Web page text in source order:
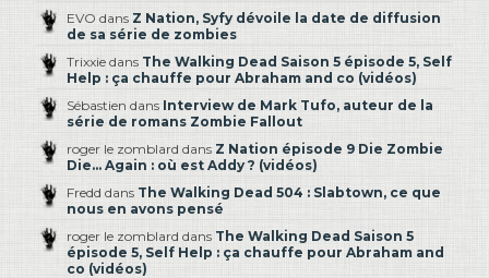
EVO dans Z Nation, Syfy dévoile la date de diffusion
de sa série de zombies
Trixxie dans The Walking Dead Saison 5 épisode 5, Self
Help : ça chauffe pour Abraham and co (vidéos)
Sébastien dans Interview de Mark Tufo, auteur de la
série de romans Zombie Fallout
roger le zomblard dans Z Nation épisode 9 Die Zombie
Die… Again : où est Addy ? (vidéos)
Fredd dans The Walking Dead 504 : Slabtown, ce que
nous en avons pensé
roger le zomblard dans The Walking Dead Saison 5
épisode 5, Self Help : ça chauffe pour Abraham and
co (vidéos)